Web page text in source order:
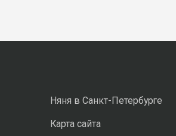
Няня в Санкт-Петербурге
Карта сайта